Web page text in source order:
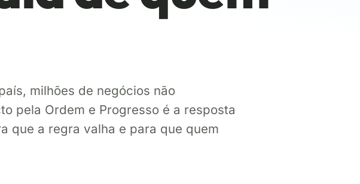
milhões de negócios não
pela Ordem e Progresso é a resposta
que a regra valha e para que quem